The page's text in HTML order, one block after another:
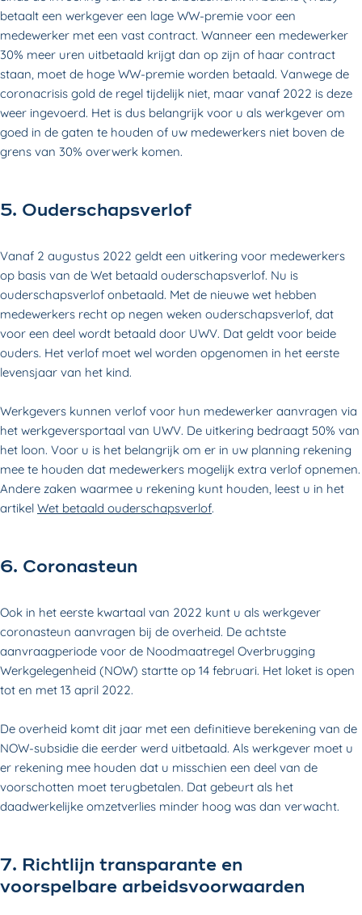
betaalt een werkgever een lage WW-premie voor een
medewerker met een vast contract. Wanneer een medewerker
30% meer uren uitbetaald krijgt dan op zijn of haar contract
staan, moet de hoge WW-premie worden betaald. Vanwege de
coronacrisis gold de regel tijdelijk niet, maar vanaf 2022 is deze
weer ingevoerd. Het is dus belangrijk voor u als werkgever om
goed in de gaten te houden of uw medewerkers niet boven de
grens van 30% overwerk komen.
5. Ouderschapsverlof
Vanaf 2 augustus 2022 geldt een uitkering voor medewerkers
op basis van de Wet betaald ouderschapsverlof. Nu is
ouderschapsverlof onbetaald. Met de nieuwe wet hebben
medewerkers recht op negen weken ouderschapsverlof, dat
voor een deel wordt betaald door UWV. Dat geldt voor beide
ouders. Het verlof moet wel worden opgenomen in het eerste
levensjaar van het kind.
Werkgevers kunnen verlof voor hun medewerker aanvragen via
het werkgeversportaal van UWV. De uitkering bedraagt 50% van
het loon. Voor u is het belangrijk om er in uw planning rekening
mee te houden dat medewerkers mogelijk extra verlof opnemen.
Andere zaken waarmee u rekening kunt houden, leest u in het
artikel Wet betaald ouderschapsverlof.
6. Coronasteun
Ook in het eerste kwartaal van 2022 kunt u als werkgever
coronasteun aanvragen bij de overheid. De achtste
aanvraagperiode voor de Noodmaatregel Overbrugging
Werkgelegenheid (NOW) startte op 14 februari. Het loket is open
tot en met 13 april 2022.
De overheid komt dit jaar met een definitieve berekening van de
NOW-subsidie die eerder werd uitbetaald. Als werkgever moet u
er rekening mee houden dat u misschien een deel van de
voorschotten moet terugbetalen. Dat gebeurt als het
daadwerkelijke omzetverlies minder hoog was dan verwacht.
7. Richtlijn transparante en
voorspelbare arbeidsvoorwaarden